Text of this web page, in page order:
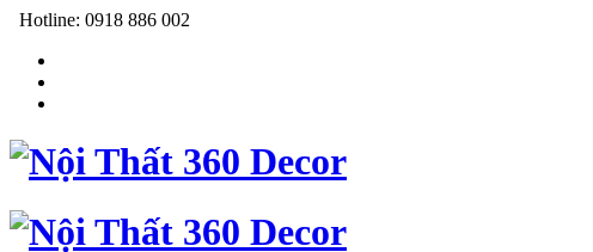
Hotline: 0918 886 002